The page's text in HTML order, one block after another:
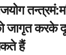
जागृत करके
हैं